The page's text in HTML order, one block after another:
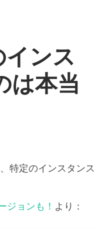
ンス
は本当
特定のインスタンス
ジョンも！ より：